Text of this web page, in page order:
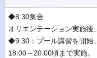
◆8:30集合
オリエンテーション実施後
◆9:30：プール講習を開始
18:00～20:00頃まで実施。